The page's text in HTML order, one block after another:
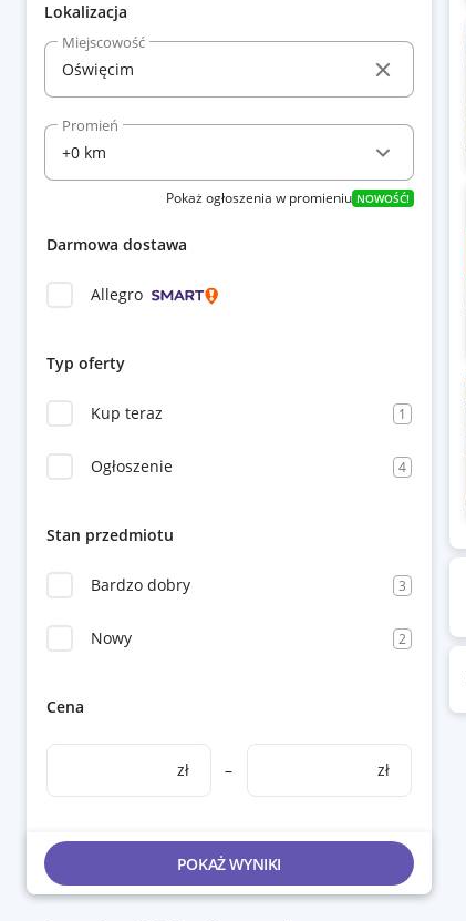
Lokalizacja
Miejscowość
Promień
Pokaż ogłoszenia w promieniu NOWOŚĆ!
Darmowa dostawa
Allegro
Typ oferty
Kup teraz 1
Ogłoszenie 4
Stan przedmiotu
Bardzo dobry 3
Nowy 2
Cena
zł – zł
POKAŻ WYNIKI